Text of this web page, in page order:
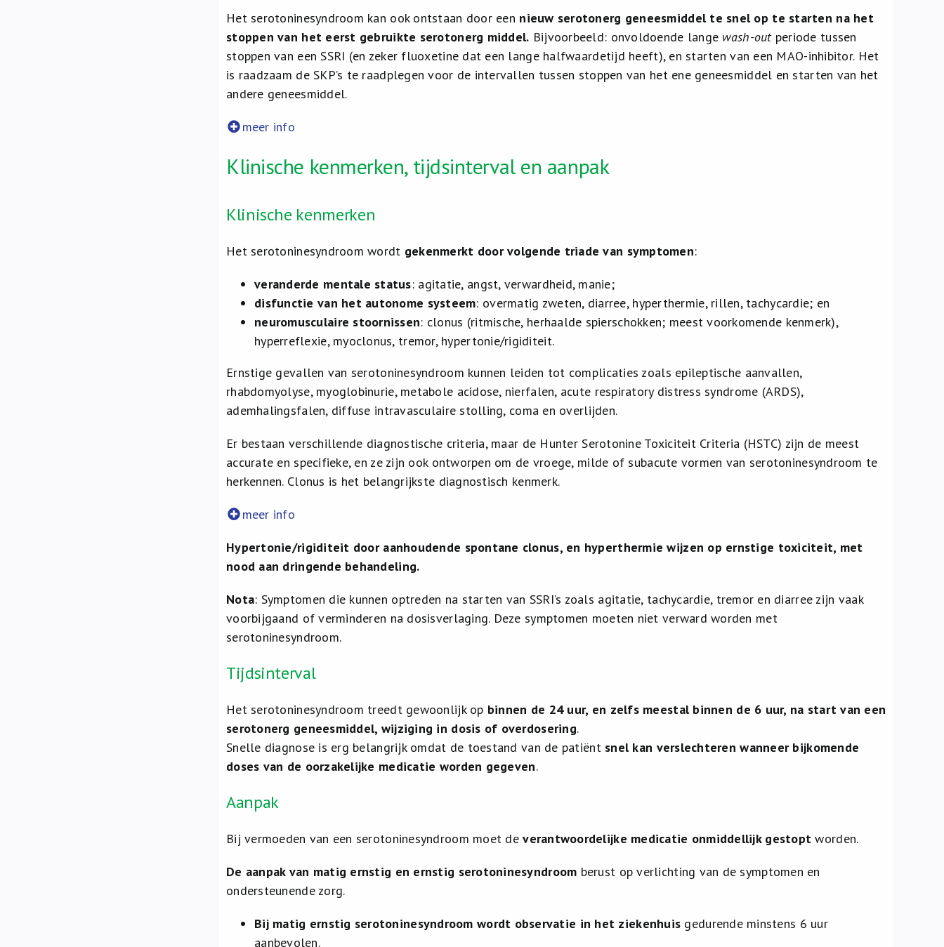
Het serotoninesyndroom kan ook ontstaan door een nieuw serotonerg geneesmiddel te snel op te starten na het
stoppen van het eerst gebruikte serotonerg middel. Bijvoorbeeld: onvoldoende lange wash-outperiode tussen
stoppen van een SSRI (en zeker fluoxetine dat een lange halfwaardetijd heeft), en starten van een MAO-inhibitor. Het
is raadzaam de SKP’s te raadplegen voor de intervallen tussen stoppen van het ene geneesmiddel en starten van het
andere geneesmiddel.
meer info
Klinische kenmerken, tijdsinterval en aanpak
Klinische kenmerken
Het serotoninesyndroom wordt gekenmerkt door volgende triade van symptomen:
veranderde mentale status: agitatie, angst, verwardheid, manie;
disfunctie van het autonome systeem: overmatig zweten, diarree, hyperthermie, rillen, tachycardie; en
neuromusculaire stoornissen: clonus (ritmische, herhaalde spierschokken; meest voorkomende kenmerk),
hyperreflexie, myoclonus, tremor, hypertonie/rigiditeit.
Ernstige gevallen van serotoninesyndroom kunnen leiden tot complicaties zoals epileptische aanvallen,
rhabdomyolyse, myoglobinurie, metabole acidose, nierfalen, acute respiratory distress syndrome (ARDS),
ademhalingsfalen, diffuse intravasculaire stolling, coma en overlijden.
Er bestaan verschillende diagnostische criteria, maar de Hunter Serotonine Toxiciteit Criteria (HSTC) zijn de meest
accurate en specifieke, en ze zijn ook ontworpen om de vroege, milde of subacute vormen van serotoninesyndroom te
herkennen. Clonus is het belangrijkste diagnostisch kenmerk.
meer info
Hypertonie/rigiditeit door aanhoudende spontane clonus, en hyperthermie wijzen op ernstige toxiciteit, met
nood aan dringende behandeling.
Nota: Symptomen die kunnen optreden na starten van SSRI’s zoals agitatie, tachycardie, tremor en diarree zijn vaak
voorbijgaand of verminderen na dosisverlaging. Deze symptomen moeten niet verward worden met
serotoninesyndroom.
Tijdsinterval
Het serotoninesyndroom treedt gewoonlijk op binnen de 24 uur, en zelfs meestal binnen de 6 uur, na start van een
serotonerg geneesmiddel, wijziging in dosis of overdosering.
Snelle diagnose is erg belangrijk omdat de toestand van de patiënt snel kan verslechteren wanneer bijkomende
doses van de oorzakelijke medicatie worden gegeven.
Aanpak
Bij vermoeden van een serotoninesyndroom moet deverantwoordelijke medicatie onmiddellijk gestopt worden.
De aanpak van matig ernstig en ernstig serotoninesyndroom berust op verlichting van de symptomen en
ondersteunende zorg.
Bij matig ernstig serotoninesyndroom wordt observatie in het ziekenhuis gedurende minstens 6 uur
aanbevolen.